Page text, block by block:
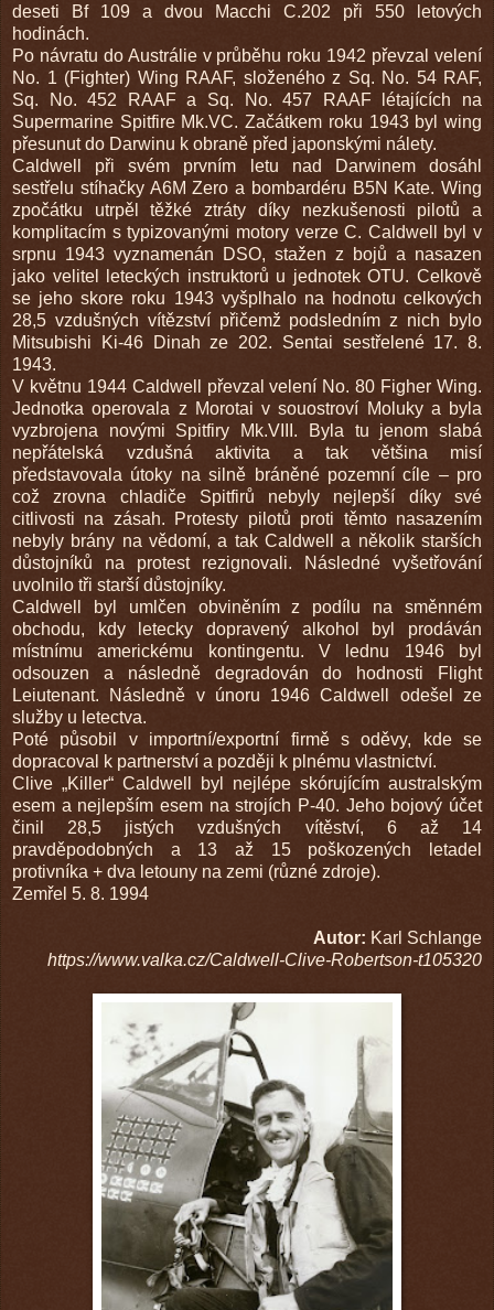
deseti Bf 109 a dvou Macchi C.202 při 550 letových
hodinách.
Po návratu do Austrálie v průběhu roku 1942 převzal velení
No. 1 (Fighter) Wing RAAF, složeného z Sq. No. 54 RAF,
Sq. No. 452 RAAF a Sq. No. 457 RAAF létajících na
Supermarine Spitfire Mk.VC. Začátkem roku 1943 byl wing
přesunut do Darwinu k obraně před japonskými nálety.
Caldwell při svém prvním letu nad Darwinem dosáhl
sestřelu stíhačky A6M Zero a bombardéru B5N Kate. Wing
zpočátku utrpěl těžké ztráty díky nezkušenosti pilotů a
komplitacím s typizovanými motory verze C. Caldwell byl v
srpnu 1943 vyznamenán DSO, stažen z bojů a nasazen
jako velitel leteckých instruktorů u jednotek OTU. Celkově
se jeho skore roku 1943 vyšplhalo na hodnotu celkových
28,5 vzdušných vítězství přičemž podsledním z nich bylo
Mitsubishi Ki-46 Dinah ze 202. Sentai sestřelené 17. 8.
1943.
V květnu 1944 Caldwell převzal velení No. 80 Figher Wing.
Jednotka operovala z Morotai v souostroví Moluky a byla
vyzbrojena novými Spitfiry Mk.VIII. Byla tu jenom slabá
nepřátelská vzdušná aktivita a tak většina misí
představovala útoky na silně bráněné pozemní cíle – pro
což zrovna chladiče Spitfirů nebyly nejlepší díky své
citlivosti na zásah. Protesty pilotů proti těmto nasazením
nebyly brány na vědomí, a tak Caldwell a několik starších
důstojníků na protest rezignovali. Následné vyšetřování
uvolnilo tři starší důstojníky.
Caldwell byl umlčen obviněním z podílu na směnném
obchodu, kdy letecky dopravený alkohol byl prodáván
místnímu americkému kontingentu. V lednu 1946 byl
odsouzen a následně degradován do hodnosti Flight
Leiutenant. Následně v únoru 1946 Caldwell odešel ze
služby u letectva.
Poté působil v importní/exportní firmě s oděvy, kde se
dopracoval k partnerství a později k plnému vlastnictví.
Clive „Killer“ Caldwell byl nejlépe skórujícím australským
esem a nejlepším esem na strojích P-40. Jeho bojový účet
činil 28,5 jistých vzdušných vítěství, 6 až 14
pravděpodobných a 13 až 15 poškozených letadel
protivníka + dva letouny na zemi (různé zdroje).
Zemřel 5. 8. 1994
Autor: Karl Schlange
https://www.valka.cz/Caldwell-Clive-Robertson-t105320